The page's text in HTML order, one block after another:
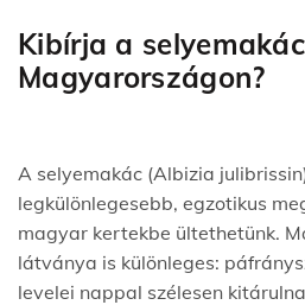
Kibírja a
Magyarországon?
A selyemakác (Albizia
legkülönlegesebb, egzotikus
magyar kertekbe ültethetünk.
látványa is különleges:
levelei nappal szélesen